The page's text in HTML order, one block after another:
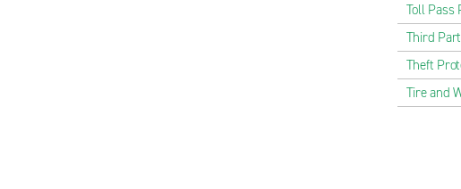
Toll Pass
Third
Theft
Tire and